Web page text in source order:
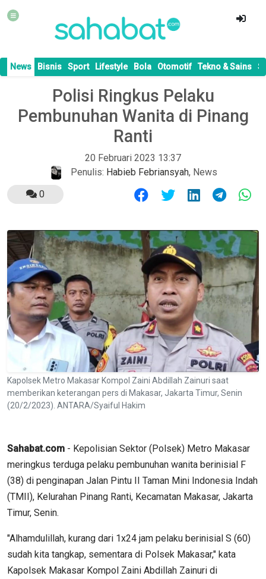
News Bisnis Sport Lifestyle Bola Otomotif Tekno & Sains
Polisi Ringkus Pelaku
Pembunuhan Wanita di Pinang
Ranti
20 Februari 2023 13:37
Penulis: Habieb Febriansyah, News
0
Kapolsek Metro Makasar Kompol Zaini Abdillah Zainuri saat
memberikan keterangan pers di Makasar, Jakarta Timur, Senin
(20/2/2023). ANTARA/Syaiful Hakim
Sahabat.com - Kepolisian Sektor (Polsek) Metro Makasar
meringkus terduga pelaku pembunuhan wanita berinisial F
(38) di penginapan Jalan Pintu II Taman Mini Indonesia Indah
(TMII), Kelurahan Pinang Ranti, Kecamatan Makasar, Jakarta
Timur, Senin.
"Alhamdulillah, kurang dari 1x24 jam pelaku berinisial S (60)
sudah kita tangkap, sementara di Polsek Makasar," kata
Kapolsek Makasar Kompol Zaini Abdillah Zainuri di